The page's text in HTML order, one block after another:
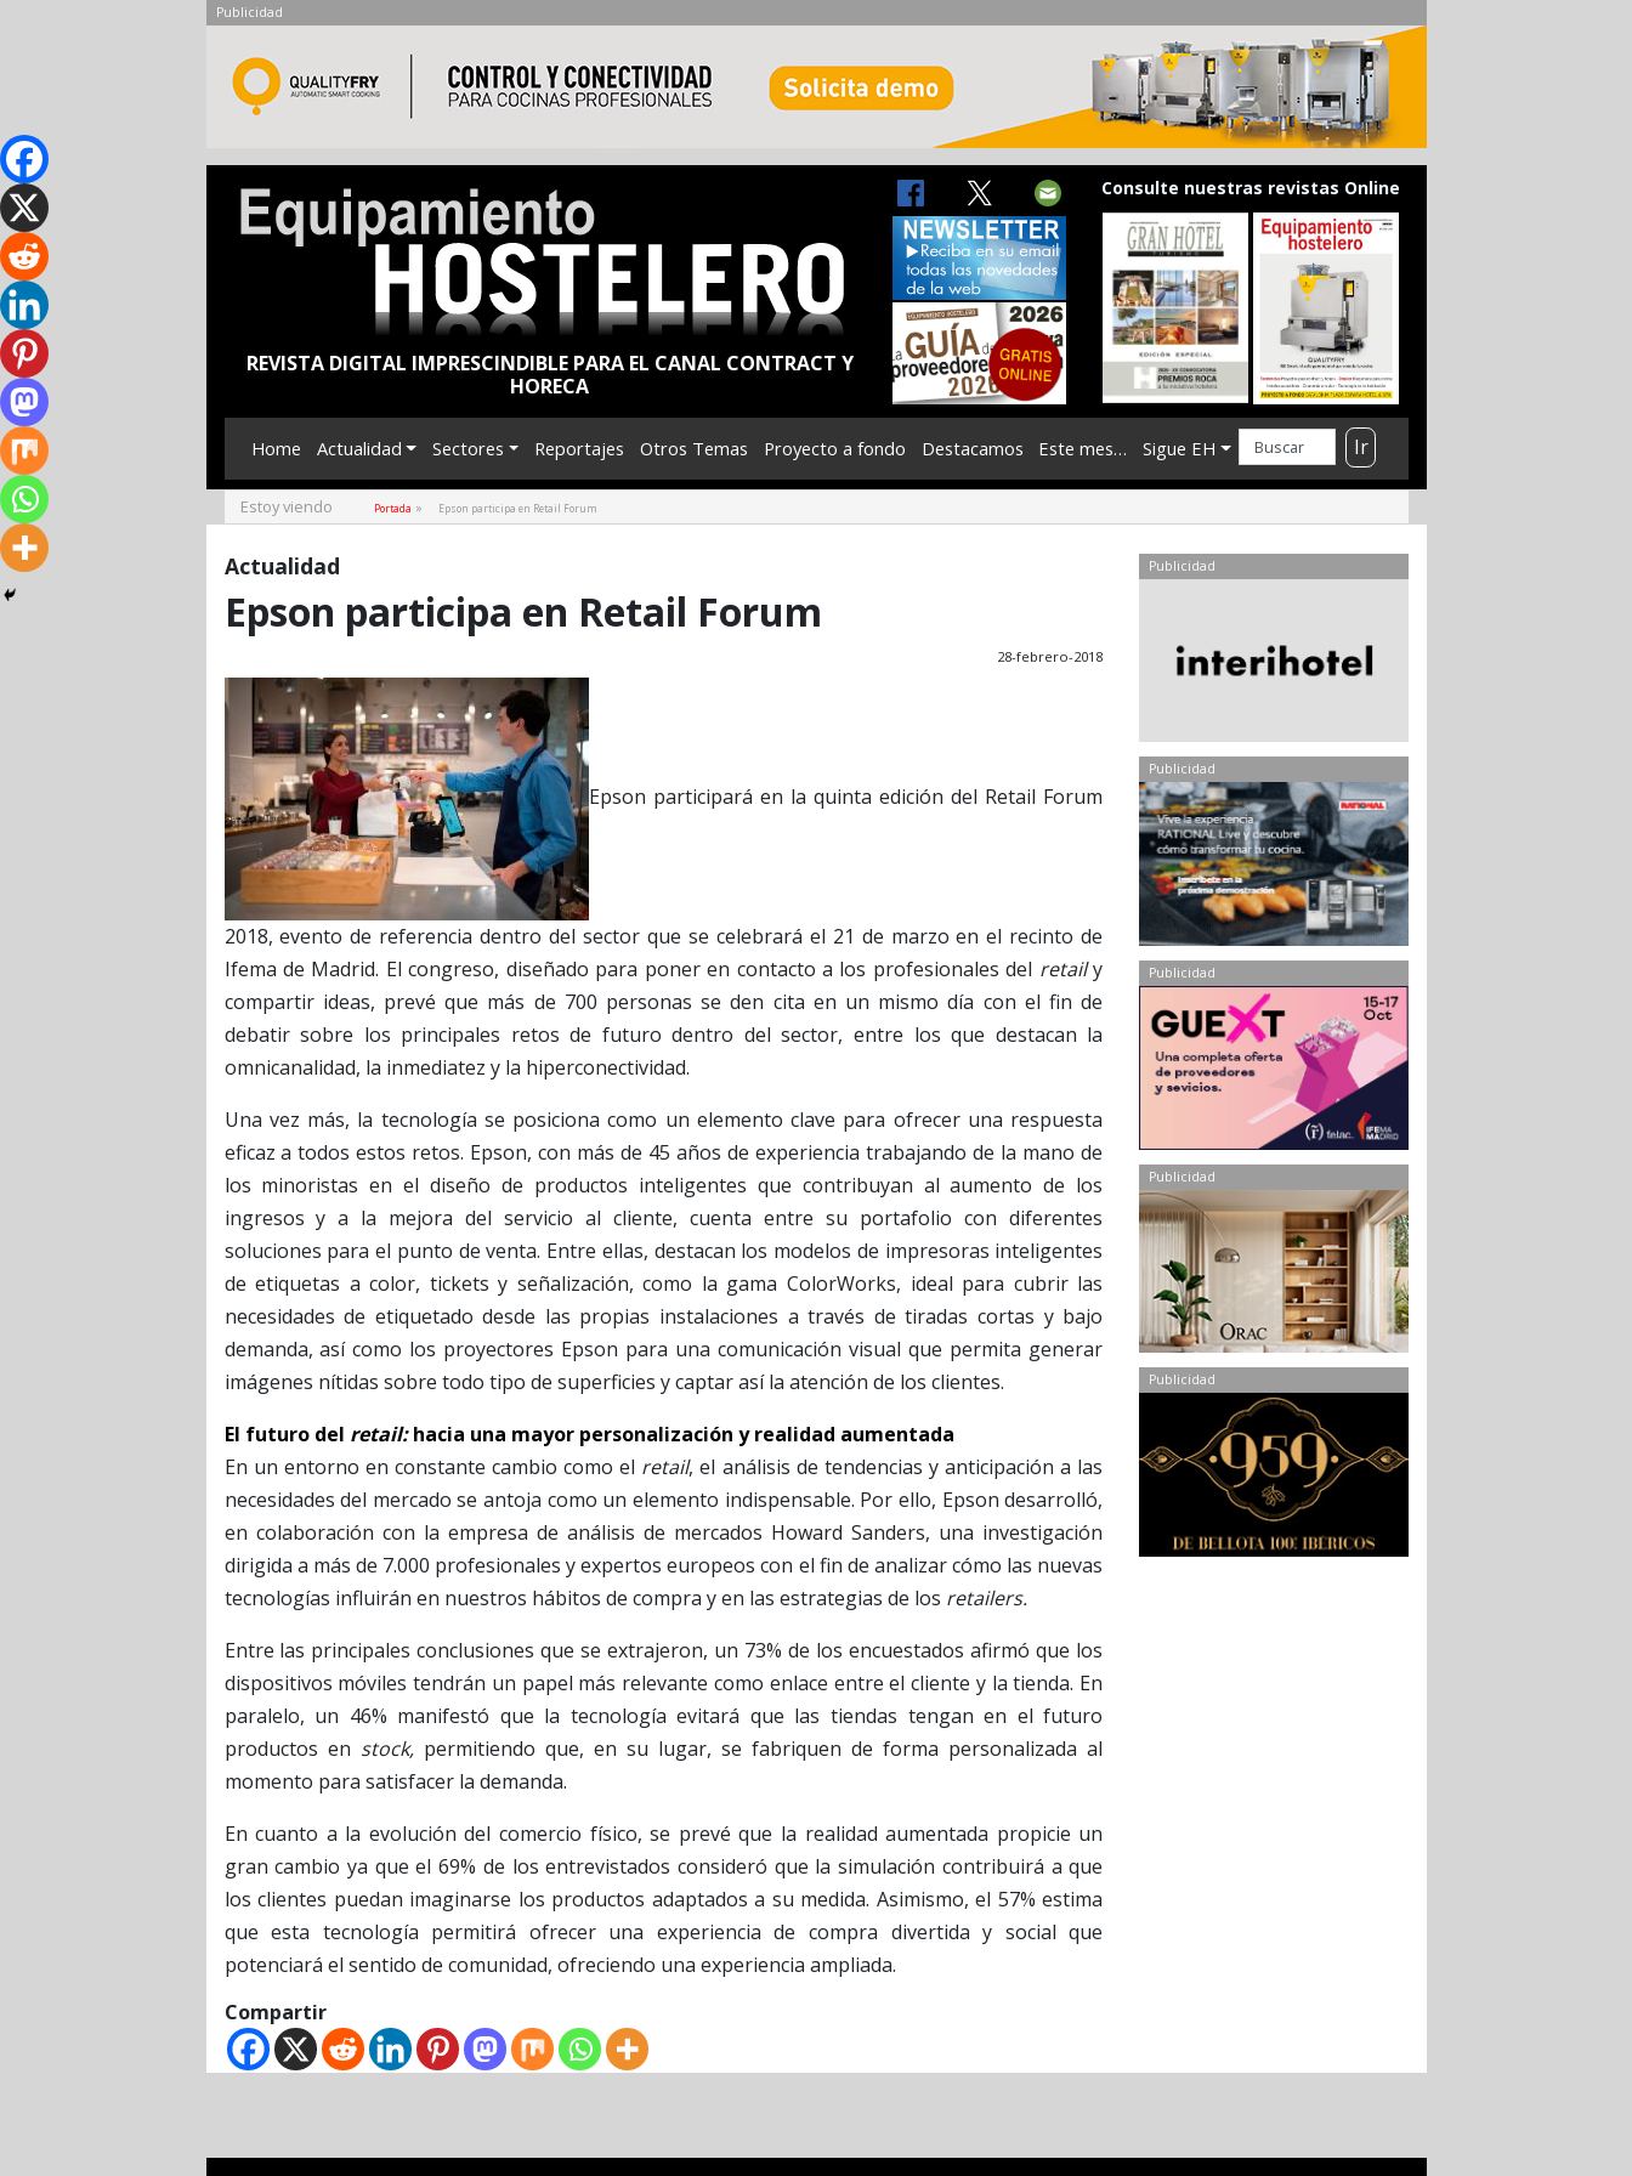
Publicidad
REVISTA DIGITAL IMPRESCINDIBLE PARA EL CANAL CONTRACT Y
HORECA
Consulte nuestras revistas Online
Home Actualidad Sectores Reportajes Otros Temas Proyecto a fondo Destacamos Este mes… Sigue EH Ir
Estoy viendo Portada » Epson participa en Retail Forum
Actualidad
Epson participa en Retail Forum
28-febrero-2018
Epson participará en la quinta edición del Retail Forum
2018, evento de referencia dentro del sector que se celebrará el 21 de marzo en el recinto de
Ifema de Madrid. El congreso, diseñado para poner en contacto a los profesionales del retaily
compartir ideas, prevé que más de 700 personas se den cita en un mismo día con el fin de
debatir sobre los principales retos de futuro dentro del sector, entre los que destacan la
omnicanalidad, la inmediatez y la hiperconectividad.
Una vez más, la tecnología se posiciona como un elemento clave para ofrecer una respuesta
eficaz a todos estos retos. Epson, con más de 45 años de experiencia trabajando de la mano de
los minoristas en el diseño de productos inteligentes que contribuyan al aumento de los
ingresos y a la mejora del servicio al cliente, cuenta entre su portafolio con diferentes
soluciones para el punto de venta. Entre ellas, destacan los modelos de impresoras inteligentes
de etiquetas a color, tickets y señalización, como la gama ColorWorks, ideal para cubrir las
necesidades de etiquetado desde las propias instalaciones a través de tiradas cortas y bajo
demanda, así como los proyectores Epson para una comunicación visual que permita generar
imágenes nítidas sobre todo tipo de superficies y captar así la atención de los clientes.
El futuro del retail:hacia una mayor personalización y realidad aumentada
En un entorno en constante cambio como el retail, el análisis de tendencias y anticipación a las
necesidades del mercado se antoja como un elemento indispensable. Por ello, Epson desarrolló,
en colaboración con la empresa de análisis de mercados Howard Sanders, una investigación
dirigida a más de 7.000 profesionales y expertos europeos con el fin de analizar cómo las nuevas
tecnologías influirán en nuestros hábitos de compra y en las estrategias de los retailers.
Entre las principales conclusiones que se extrajeron, un 73% de los encuestados afirmó que los
dispositivos móviles tendrán un papel más relevante como enlace entre el cliente y la tienda. En
paralelo, un 46% manifestó que la tecnología evitará que las tiendas tengan en el futuro
productos en stock,permitiendo que, en su lugar, se fabriquen de forma personalizada al
momento para satisfacer la demanda.
En cuanto a la evolución del comercio físico, se prevé que la realidad aumentada propicie un
gran cambio ya que el 69% de los entrevistados consideró que la simulación contribuirá a que
los clientes puedan imaginarse los productos adaptados a su medida. Asimismo, el 57% estima
que esta tecnología permitirá ofrecer una experiencia de compra divertida y social que
potenciará el sentido de comunidad, ofreciendo una experiencia ampliada.
Compartir
Publicidad
Publicidad
Publicidad
Publicidad
Publicidad